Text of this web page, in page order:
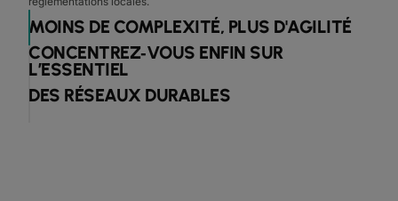
MOINS DE COMPLEXITÉ, PLUS D'AGILITÉ
CONCENTREZ‑VOUS ENFIN SUR
L’ESSENTIEL
DES RÉSEAUX DURABLES